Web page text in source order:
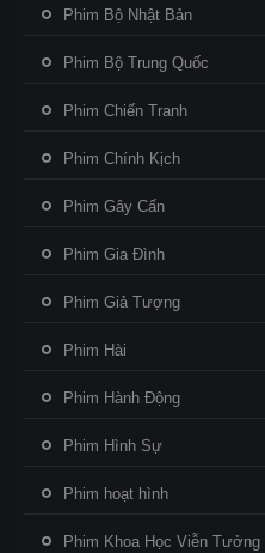
Phim Bộ Nhật Bản
Phim Bộ Trung Quốc
Phim Chiến Tranh
Phim Chính Kịch
Phim Gây Cấn
Phim Gia Đình
Phim Giả Tượng
Phim Hài
Phim Hành Động
Phim Hình Sự
Phim hoạt hình
Phim Khoa Học Viễn Tưởng